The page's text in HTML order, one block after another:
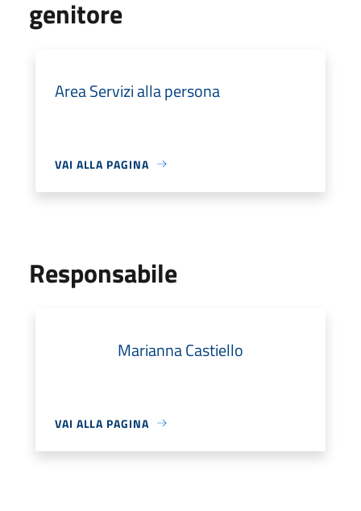
genitore
Area Servizi alla persona
VAI ALLA PAGINA
Responsabile
Marianna Castiello
VAI ALLA PAGINA